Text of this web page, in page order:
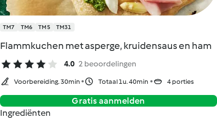
TM7 TM6 TM5 TM31
Flammkuchen met asperge, kruidensaus en ham
4.0 2 beoordelingen
Voorbereiding. 30min Totaal 1u. 40min 4 porties
Gratis aanmelden
Ingrediënten